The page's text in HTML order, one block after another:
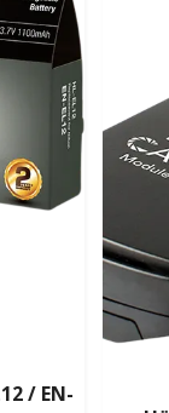
/ EN-